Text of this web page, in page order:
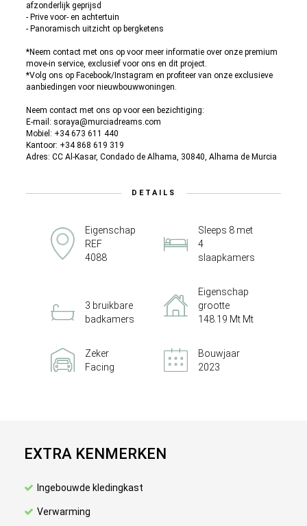
afzonderlijk geprijsd
- Prive voor- en achtertuin
- Panoramisch uitzicht op bergketens
*Neem contact met ons op voor meer informatie over onze premium
move-in service, exclusief voor ons en dit project.
*Volg ons op Facebook/Instagram en profiteer van onze exclusieve
aanbiedingen voor nieuwbouwwoningen.
Neem contact met ons op voor een bezichtiging:
E-mail: soraya@murciadreams.com
Mobiel: +34 673 611 440
Kantoor: +34 868 619 319
Adres: CC Al-Kasar, Condado de Alhama, 30840, Alhama de Murcia
DETAILS
Eigenschap
REF
4088
Sleeps 8 met
4
slaapkamers
3 bruikbare
badkamers
Eigenschap
grootte
148.19 Mt Mt
Zeker
Facing
Bouwjaar
2023
EXTRA KENMERKEN
Ingebouwde kledingkast
Verwarming